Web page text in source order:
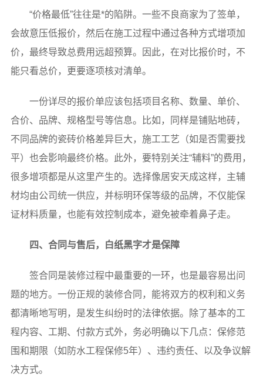
“价格最低”往往是*的陷阱。一些不良商家为了签单，
会故意压低报价，然后在施工过程中通过各种方式增项加
价，最终导致总费用远超预算。因此，在对比报价时，不
能只看总价，更要逐项核对清单。
一份详尽的报价单应该包括项目名称、数量、单价、
合价、品牌、规格型号等信息。比如，同样是铺贴地砖，
不同品牌的瓷砖价格差异巨大，施工工艺（如是否需要找
平）也会影响最终价格。此外，要特别关注“辅料”的费用，
很多增项都是从这里产生的。选择像居安天成这样，主辅
材均由公司统一供应，并标明环保等级的品牌，不仅能保
证材料质量，也能有效控制成本，避免被牵着鼻子走。
四、合同与售后，白纸黑字才是保障
签合同是装修过程中最重要的一环，也是最容易出问
题的地方。一份正规的装修合同，能将双方的权利和义务
都清晰地写明，是发生纠纷时的法律依据。除了基本的工
程内容、工期、付款方式外，务必明确以下几点：保修范
围和期限（如防水工程保修5年）、违约责任、以及争议解
决方式。